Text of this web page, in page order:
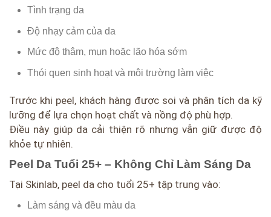
Tình trạng da
Độ nhạy cảm của da
Mức độ thâm, mụn hoặc lão hóa sớm
Thói quen sinh hoạt và môi trường làm việc
Trước khi peel, khách hàng được soi và phân tích da kỹ
lưỡng để lựa chọn hoạt chất và nồng độ phù hợp.
Điều này giúp da cải thiện rõ nhưng vẫn giữ được độ
khỏe tự nhiên.
Peel Da Tuổi 25+ – Không Chỉ Làm Sáng Da
Tại Skinlab, peel da cho tuổi 25+ tập trung vào:
Làm sáng và đều màu da